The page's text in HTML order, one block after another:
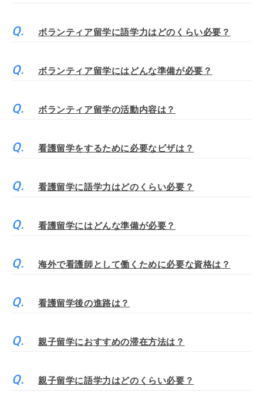
ボランティア留学に語学力はどのくらい必要？
ボランティア留学にはどんな準備が必要？
ボランティア留学の活動内容は？
看護留学をするために必要なビザは？
看護留学に語学力はどのくらい必要？
看護留学にはどんな準備が必要？
海外で看護師として働くために必要な資格は？
看護留学後の進路は？
親子留学におすすめの滞在方法は？
親子留学に語学力はどのくらい必要？